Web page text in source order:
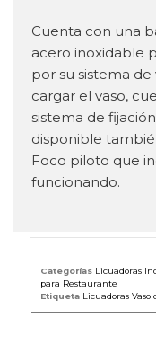
Cuenta con una
acero inoxidable
por su sistema
cargar el vaso,
sistema de
disponible
Foco piloto que
funcionando.
Categorías Licuadoras
para Restaurante
Etiqueta Licuadoras Vaso